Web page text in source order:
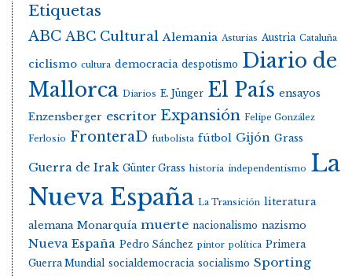
Etiquetas
ABC ABC Cultural Alemania Asturias Austria Cataluña
ciclismo cultura democracia despotismo Diario de
Mallorca Diarios E. Jünger El País ensayos
Enzensberger escritor Expansión Felipe González
Ferlosio FronteraD futbolista fútbol Gijón Grass
Guerra de Irak Günter Grass historia independentismo La
Nueva España La Transición literatura
alemana Monarquía muerte nacionalismo nazismo
Nueva España Pedro Sánchez pintor política Primera
Guerra Mundial socialdemocracia socialismo Sporting